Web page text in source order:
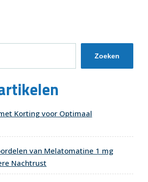
Zoeken
Korting voor Optimaal
van Melatomatine 1 mg
Nachtrust